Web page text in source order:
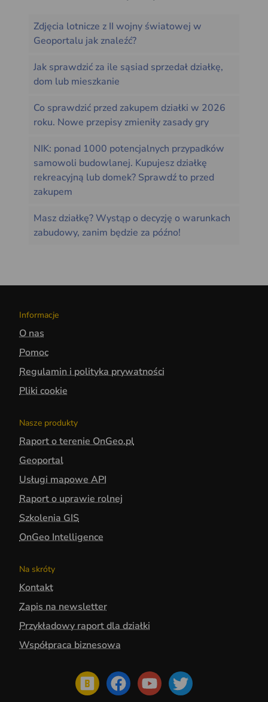
Zdjęcia lotnicze z II wojny światowej w
Geoportalu jak znaleźć?
Jak sprawdzić za ile sąsiad sprzedał działkę,
dom lub mieszkanie
Co sprawdzić przed zakupem działki w 2026
roku. Nowe przepisy zmieniły zasady gry
NIK: ponad 1000 potencjalnych przypadków
samowoli budowlanej. Kupujesz działkę
rekreacyjną lub domek? Sprawdź to przed
zakupem
Masz działkę? Wystąp o decyzję o warunkach
zabudowy, zanim będzie za późno!
Informacje
O nas
Pomoc
Regulamin i polityka prywatności
Pliki cookie
Nasze produkty
Raport o terenie OnGeo.pl
Geoportal
Usługi mapowe API
Raport o uprawie rolnej
Szkolenia GIS
OnGeo Intelligence
Na skróty
Kontakt
Zapis na newsletter
Przykładowy raport dla działki
Współpraca biznesowa